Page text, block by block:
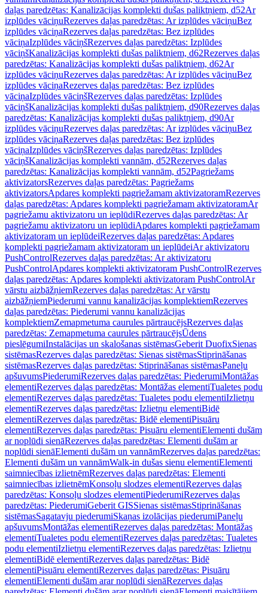
daļas paredzētas: Kanalizācijas komplekti dušas paliktņiem, d52Ar
izplūdes vāciņuRezerves daļas paredzētas: Ar izplūdes vāciņuBez
izplūdes vāciņaRezerves daļas paredzētas: Bez izplūdes
vāciņaIzplūdes vāciņšRezerves daļas paredzētas: Izplūdes
vāciņšKanalizācijas komplekti dušas paliktņiem, d62Rezerves daļas
paredzētas: Kanalizācijas komplekti dušas paliktņiem, d62Ar
izplūdes vāciņuRezerves daļas paredzētas: Ar izplūdes vāciņuBez
izplūdes vāciņaRezerves daļas paredzētas: Bez izplūdes
vāciņaIzplūdes vāciņšRezerves daļas paredzētas: Izplūdes
vāciņšKanalizācijas komplekti dušas paliktņiem, d90Rezerves daļas
paredzētas: Kanalizācijas komplekti dušas paliktņiem, d90Ar
izplūdes vāciņuRezerves daļas paredzētas: Ar izplūdes vāciņuBez
izplūdes vāciņaRezerves daļas paredzētas: Bez izplūdes
vāciņaIzplūdes vāciņšRezerves daļas paredzētas: Izplūdes
vāciņšKanalizācijas komplekti vannām, d52Rezerves daļas
paredzētas: Kanalizācijas komplekti vannām, d52Pagriežams
aktivizatorsRezerves daļas paredzētas: Pagriežams
aktivizatorsApdares komplekti pagriežamam aktivizatoramRezerves
daļas paredzētas: Apdares komplekti pagriežamam aktivizatoramAr
pagriežamu aktivizatoru un ieplūdiRezerves daļas paredzētas: Ar
pagriežamu aktivizatoru un ieplūdiApdares komplekti pagriežamam
aktivizatoram un ieplūdeiRezerves daļas paredzētas: Apdares
komplekti pagriežamam aktivizatoram un ieplūdeiAr aktivizatoru
PushControlRezerves daļas paredzētas: Ar aktivizatoru
PushControlApdares komplekti aktivizatoram PushControlRezerves
daļas paredzētas: Apdares komplekti aktivizatoram PushControlAr
vārstu aizbāžņiemRezerves daļas paredzētas: Ar vārstu
aizbāžņiemPiederumi vannu kanalizācijas komplektiemRezerves
daļas paredzētas: Piederumi vannu kanalizācijas
komplektiemZemapmetuma caurules pārtraucējsRezerves daļas
paredzētas: Zemapmetuma caurules pārtraucējsŪdens
pieslēgumiInstalācijas un skalošanas sistēmasGeberit DuofixSienas
sistēmasRezerves daļas paredzētas: Sienas sistēmasStiprināšanas
sistēmasRezerves daļas paredzētas: Stiprināšanas sistēmasPaneļu
apšuvumsPiederumiRezerves daļas paredzētas: PiederumiMontāžas
elementiRezerves daļas paredzētas: Montāžas elementiTualetes podu
elementiRezerves daļas paredzētas: Tualetes podu elementiIzlietņu
elementiRezerves daļas paredzētas: Izlietņu elementiBidē
elementiRezerves daļas paredzētas: Bidē elementiPisuāru
elementiRezerves daļas paredzētas: Pisuāru elementiElementi dušām
ar noplūdi sienāRezerves daļas paredzētas: Elementi dušām ar
noplūdi sienāElementi dušām un vannāmRezerves daļas paredzētas:
Elementi dušām un vannāmWalk-in dušas sienu elementiElementi
saimniecības izlietnēmRezerves daļas paredzētas: Elementi
saimniecības izlietnēmKonsoļu slodzes elementiRezerves daļas
paredzētas: Konsoļu slodzes elementiPiederumiRezerves daļas
paredzētas: PiederumiGeberit GISSienas sistēmasStiprināšanas
sistēmasSagatavju piederumiSkaņas izolācijas piederumiPaneļu
apšuvumsMontāžas elementiRezerves daļas paredzētas: Montāžas
elementiTualetes podu elementiRezerves daļas paredzētas: Tualetes
podu elementiIzlietņu elementiRezerves daļas paredzētas: Izlietņu
elementiBidē elementiRezerves daļas paredzētas: Bidē
elementiPisuāru elementiRezerves daļas paredzētas: Pisuāru
elementiElementi dušām arar noplūdi sienāRezerves daļas